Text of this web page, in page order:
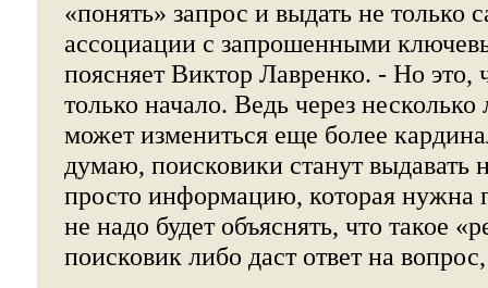
«понять» запрос и выдать не только
ассоциации с запрошенными
поясняет Виктор Лавренко. - Но это,
только начало. Ведь через
может измениться еще более
думаю, поисковики станут выдавать
просто информацию, которая нужна
не надо будет объяснять, что такое
поисковик либо даст ответ на